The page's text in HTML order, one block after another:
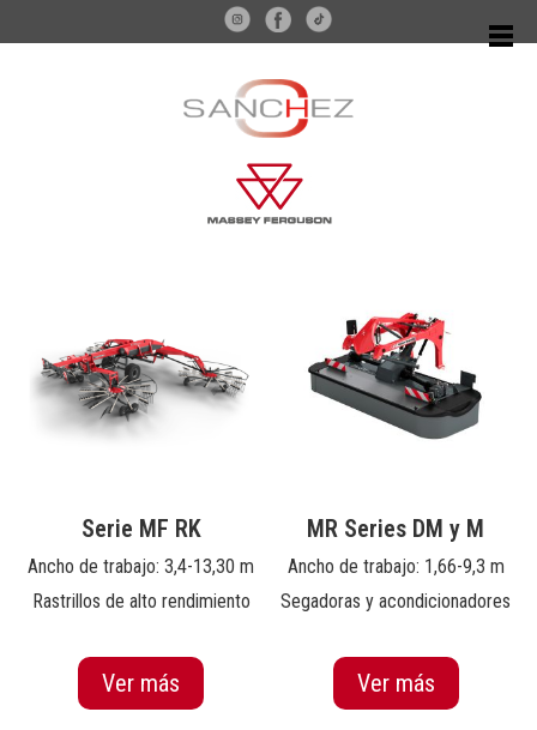
Serie MF RK
Ancho de trabajo: 3,4-13,30 m
Rastrillos de alto rendimiento
Ver más
MR Series DM y M
Ancho de trabajo: 1,66-9,3 m
Segadoras y acondicionadores
Ver más